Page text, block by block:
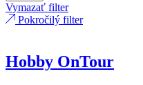
Vymazať filter
Pokročilý filter
Hobby OnTour